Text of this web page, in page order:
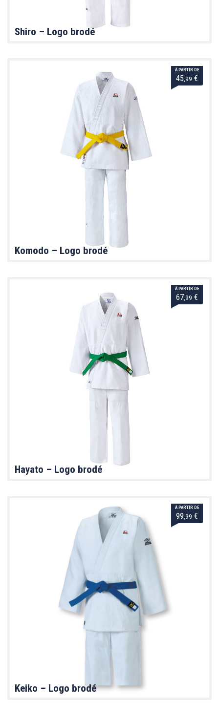
Shiro – Logo brodé
À PARTIR DE
45 ,99 €
Komodo – Logo brodé
À PARTIR DE
67,99 €
Hayato – Logo brodé
À PARTIR DE
99 ,99 €
Keiko – Logo brodé